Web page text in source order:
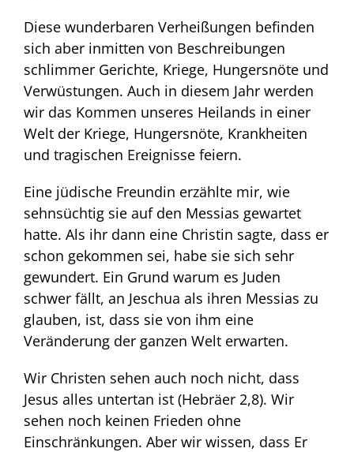
Diese wunderbaren Verheißungen befinden
sich aber inmitten von Beschreibungen
schlimmer Gerichte, Kriege, Hungersnöte und
Verwüstungen. Auch in diesem Jahr werden
wir das Kommen unseres Heilands in einer
Welt der Kriege, Hungersnöte, Krankheiten
und tragischen Ereignisse feiern.
Eine jüdische Freundin erzählte mir, wie
sehnsüchtig sie auf den Messias gewartet
hatte. Als ihr dann eine Christin sagte, dass er
schon gekommen sei, habe sie sich sehr
gewundert. Ein Grund warum es Juden
schwer fällt, an Jeschua als ihren Messias zu
glauben, ist, dass sie von ihm eine
Veränderung der ganzen Welt erwarten.
Wir Christen sehen auch noch nicht, dass
Jesus alles untertan ist (Hebräer 2,8). Wir
sehen noch keinen Frieden ohne
Einschränkungen. Aber wir wissen, dass Er